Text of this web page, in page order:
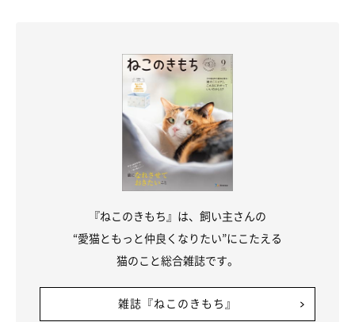
『ねこのきもち』は、飼い主さんの
“愛猫ともっと仲良くなりたい”にこたえる
猫のこと総合雑誌です。
雑誌『ねこのきもち』